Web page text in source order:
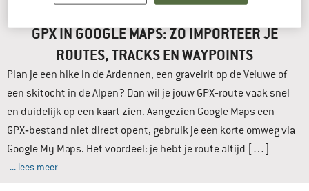
GPX IN GOOGLE MAPS: ZO IMPORTEER JE
ROUTES, TRACKS EN WAYPOINTS
Plan je een hike in de Ardennen, een gravelrit op de Veluwe of
een skitocht in de Alpen? Dan wil je jouw GPX‑route vaak snel
en duidelijk op een kaart zien. Aangezien Google Maps een
GPX‑bestand niet direct opent, gebruik je een korte omweg via
Google My Maps. Het voordeel: je hebt je route altijd […]
... lees meer